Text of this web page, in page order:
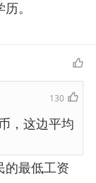
。
130
，这边平均
的最低工资